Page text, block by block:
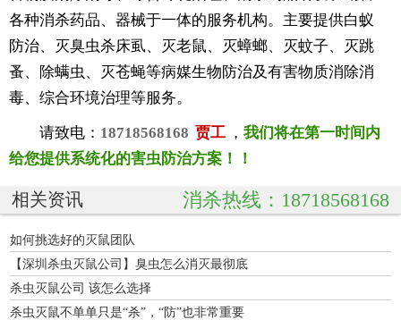
各种消杀药品、器械于一体的服务机构。主要提供白蚁
防治、灭臭虫杀床虱、灭老鼠、灭蟑螂、灭蚊子、灭跳
蚤、除螨虫、灭苍蝇等病媒生物防治及有害物质消除消
毒、综合环境治理等服务。
请致电： 18718568168 贾工 ， 我们将在第一时间内
给您提供系统化的害虫防治方案！！
相关资讯 消杀热线：18718568168
如何挑选好的灭鼠团队
【深圳杀虫灭鼠公司】臭虫怎么消灭最彻底
杀虫灭鼠公司 该怎么选择
杀虫灭鼠不单单只是“杀”，“防”也非常重要